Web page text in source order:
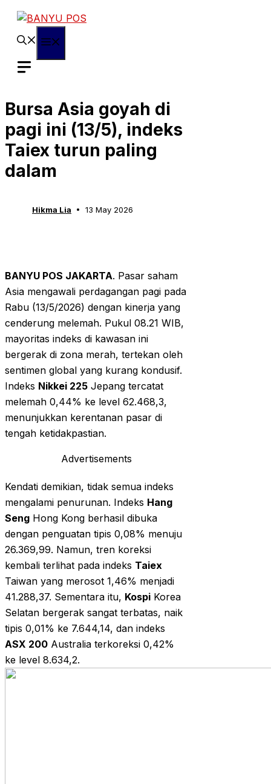
Skip
content
Bursa Asia goyah di
pagi ini (13/5), indeks
Taiex turun paling
dalam
Hikma Lia 13 May 2026
BANYU POS JAKARTA. Pasar saham
Asia mengawali perdagangan pagi pada
Rabu (13/5/2026) dengan kinerja yang
cenderung melemah. Pukul 08.21 WIB,
mayoritas indeks di kawasan ini
bergerak di zona merah, tertekan oleh
sentimen global yang kurang kondusif.
Indeks Nikkei 225 Jepang tercatat
melemah 0,44% ke level 62.468,3,
menunjukkan kerentanan pasar di
tengah ketidakpastian.
Advertisements
Kendati demikian, tidak semua indeks
mengalami penurunan. Indeks Hang
Seng Hong Kong berhasil dibuka
dengan penguatan tipis 0,08% menuju
26.369,99. Namun, tren koreksi
kembali terlihat pada indeks Taiex
Taiwan yang merosot 1,46% menjadi
41.288,37. Sementara itu, Kospi Korea
Selatan bergerak sangat terbatas, naik
tipis 0,01% ke 7.644,14, dan indeks
ASX 200 Australia terkoreksi 0,42%
ke level 8.634,2.